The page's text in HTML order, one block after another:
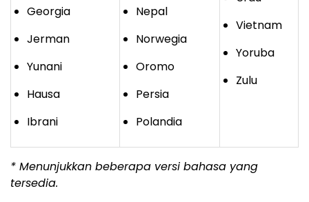
Georgia
Jerman
Yunani
Hausa
Ibrani
Nepal
Norwegia
Oromo
Persia
Polandia
Vietnam
Yoruba
Zulu
* Menunjukkan beberapa versi bahasa yang
tersedia.